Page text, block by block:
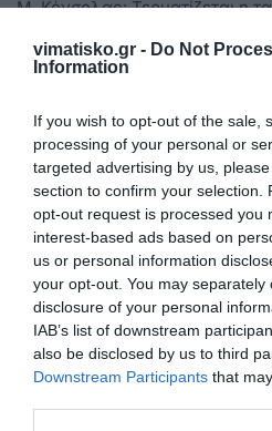
vimatisko.gr - Do Not
Information
If you wish to opt-out of the sale,
processing of your personal or
targeted advertising by us,
section to confirm your selection.
opt-out request is processed you
interest-based ads based on
us or personal information
your opt-out. You may
disclosure of your personal
IAB’s list of downstream
also be disclosed by us to third
Downstream Participants that
Μ. Κόνσολας: Τερματίζεται η
Μπαίνει και η Λευκορωσία
Βλαντιμίρ Πούτιν με
Το βιβλίο της «Σε δύο ζωές:
παρέδωσε στον Πατριάρχη, η
Μαρία Σιούτα
Το παραδοσιακό «Ασουρέ» θα
Σύλλογος Μουσουλμάνων Κω,